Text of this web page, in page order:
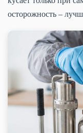
осторожность –